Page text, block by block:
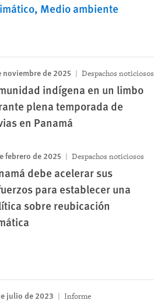
Medio ambiente
noviembre de 2025 Despachos noticiosos
indígena en un limbo
plena temporada de
en Panamá
febrero de 2025 Despachos noticiosos
debe acelerar sus
para establecer una
sobre reubicación
julio de 2023 Informe